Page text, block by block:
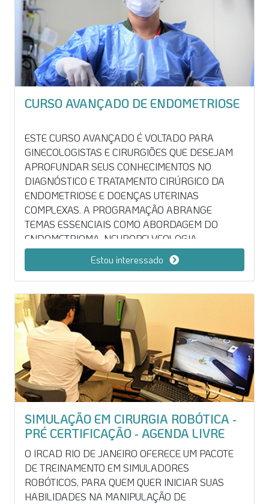
TECIDO VIVO SOB TUTORIAIS DE ESPECIALISTAS.
DESCREVER RESULTADOS CLÍNICOS PÓS-
OPERATÓRIOS E APLICAÇÕES PRÁTICAS DA
MEDICINA CLÍNICA BASEADA EM EVIDÊNCIAS.
CURSO AVANÇADO DE ENDOMETRIOSE
ESTE CURSO AVANÇADO É VOLTADO PARA
GINECOLOGISTAS E CIRURGIÕES QUE DESEJAM
APROFUNDAR SEUS CONHECIMENTOS NO
DIAGNÓSTICO E TRATAMENTO CIRÚRGICO DA
ENDOMETRIOSE E DOENÇAS UTERINAS
COMPLEXAS. A PROGRAMAÇÃO ABRANGE
TEMAS ESSENCIAIS COMO ABORDAGEM DO
ENDOMETRIOMA, NEUROPELVEOLOGIA
APLICADA, ENDOMETRIOSE DE PARAMÉTRIO,
INTESTINAL E URINÁRIA, ALÉM DA ADENOMIOSE.
COMBINANDO TEORIA, DISCUSSÃO DE CASOS
CLÍNICOS, CIRURGIAS AO VIVO E PRÁTICA EM
LABORATÓRIO, O CURSO PROPORCIONA
ATUALIZAÇÃO CIENTÍFICA E TREINAMENTO EM
TÉCNICAS MINIMAMENTE INVASIVAS.
Estou interessado
SIMULAÇÃO EM CIRURGIA ROBÓTICA -
PRÉ CERTIFICAÇÃO - AGENDA LIVRE
O IRCAD RIO DE JANEIRO OFERECE UM PACOTE
DE TREINAMENTO EM SIMULADORES
ROBÓTICOS, PARA QUEM QUER INICIAR SUAS
HABILIDADES NA MANIPULAÇÃO DE